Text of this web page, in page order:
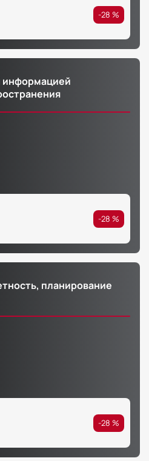
-28 %
информацией
-28 %
планирование
-28 %